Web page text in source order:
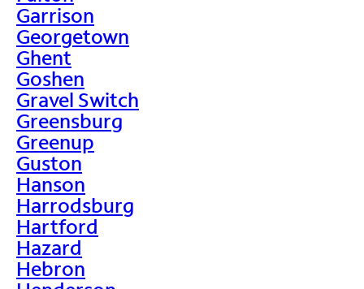
Garrison
Georgetown
Ghent
Goshen
Gravel Switch
Greensburg
Greenup
Guston
Hanson
Harrodsburg
Hartford
Hazard
Hebron